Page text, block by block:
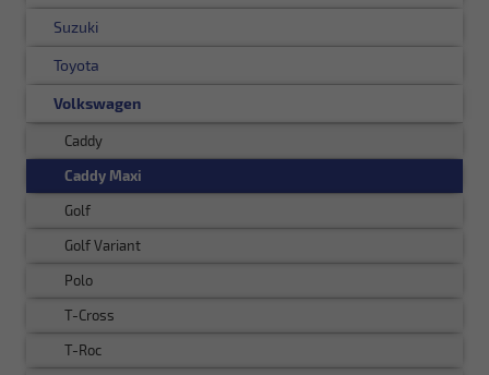
Suzuki
Toyota
Volkswagen
Caddy
Caddy Maxi
Golf
Golf Variant
Polo
T-Cross
T-Roc